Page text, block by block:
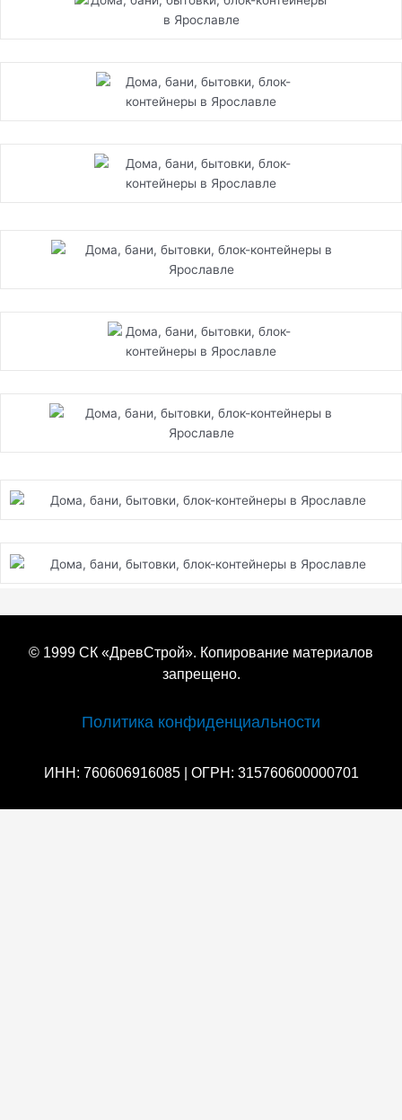
© 1999 СК «ДревСтрой». Копирование материалов
запрещено.
Политика конфиденциальности
ИНН: 760606916085 | ОГРН: 315760600000701